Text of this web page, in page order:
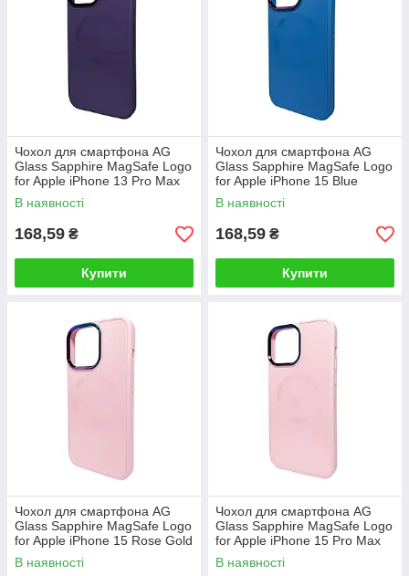
Чохол для смартфона AG
Glass Sapphire MagSafe Logo
for Apple iPhone 13 Pro Max
Purple
В наявності
168,59 ₴
Купити
Чохол для смартфона AG
Glass Sapphire MagSafe Logo
for Apple iPhone 15 Blue
В наявності
168,59 ₴
Купити
Чохол для смартфона AG
Glass Sapphire MagSafe Logo
for Apple iPhone 15 Rose Gold
В наявності
Чохол для смартфона AG
Glass Sapphire MagSafe Logo
for Apple iPhone 15 Pro Max
Rose Gold
В наявності